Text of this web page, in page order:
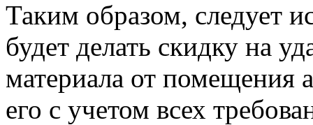
Таким образом, следует
будет делать скидку на
материала от помещения
его с учетом всех